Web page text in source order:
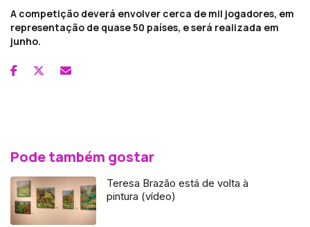
A competição deverá envolver cerca de mil jogadores, em
representação de quase 50 países, e será realizada em
junho.
Pode também gostar
Teresa Brazão está de volta à
pintura (vídeo)